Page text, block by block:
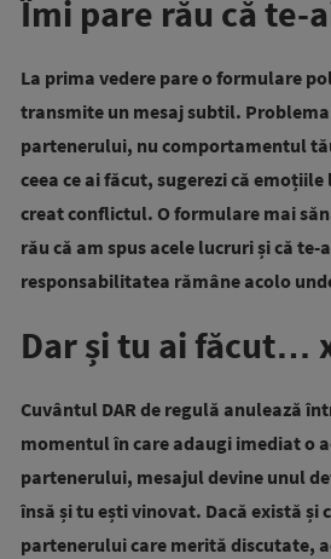
Îmi pare rău că te-
La prima vedere pare o formulare
transmite un mesaj subtil.
partenerului, nu comportamentul
ceea ce ai făcut, sugerezi că emoțiile
creat conflictul. O formulare mai
rău că am spus acele lucruri și că
responsabilitatea rămâne acolo
Dar și tu ai făcut…
Cuvântul DAR de regulă anulează
momentul în care adaugi imediat o
partenerului, mesajul devine unul
însă și tu ești vinovat. Dacă există
partenerului care merită discutate,